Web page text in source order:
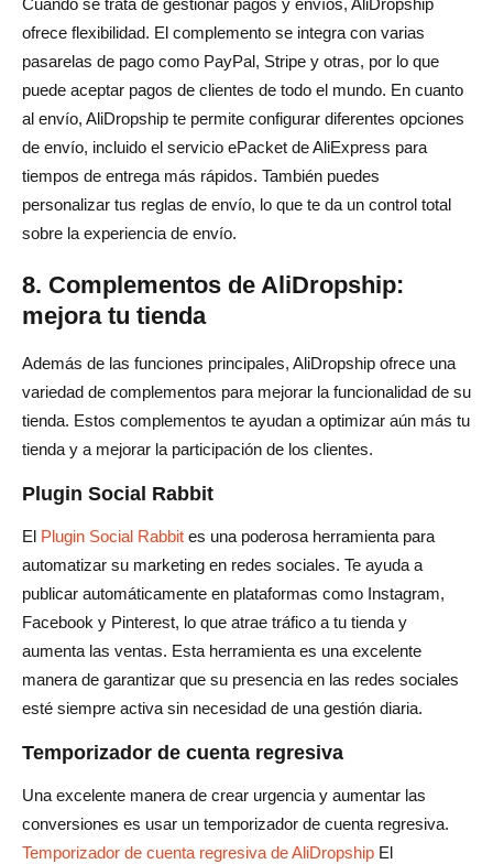
Cuando se trata de gestionar pagos y envíos, AliDropship
ofrece flexibilidad. El complemento se integra con varias
pasarelas de pago como PayPal, Stripe y otras, por lo que
puede aceptar pagos de clientes de todo el mundo. En cuanto
al envío, AliDropship te permite configurar diferentes opciones
de envío, incluido el servicio ePacket de AliExpress para
tiempos de entrega más rápidos. También puedes
personalizar tus reglas de envío, lo que te da un control total
sobre la experiencia de envío.
8. Complementos de AliDropship:
mejora tu tienda
Además de las funciones principales, AliDropship ofrece una
variedad de complementos para mejorar la funcionalidad de su
tienda. Estos complementos te ayudan a optimizar aún más tu
tienda y a mejorar la participación de los clientes.
Plugin Social Rabbit
El Plugin Social Rabbit es una poderosa herramienta para
automatizar su marketing en redes sociales. Te ayuda a
publicar automáticamente en plataformas como Instagram,
Facebook y Pinterest, lo que atrae tráfico a tu tienda y
aumenta las ventas. Esta herramienta es una excelente
manera de garantizar que su presencia en las redes sociales
esté siempre activa sin necesidad de una gestión diaria.
Temporizador de cuenta regresiva
Una excelente manera de crear urgencia y aumentar las
conversiones es usar un temporizador de cuenta regresiva.
Temporizador de cuenta regresiva de AliDropship El